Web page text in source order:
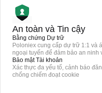
An toàn và Tin cậy
Bằng chứng Dự trữ
Poloniex cung cấp dự trữ 1:1 và
ngoại tuyến để đảm bảo an ninh
Bảo mật Tài khoản
Xác thực đa yếu tố, cảnh báo
chống chiếm đoạt cookie